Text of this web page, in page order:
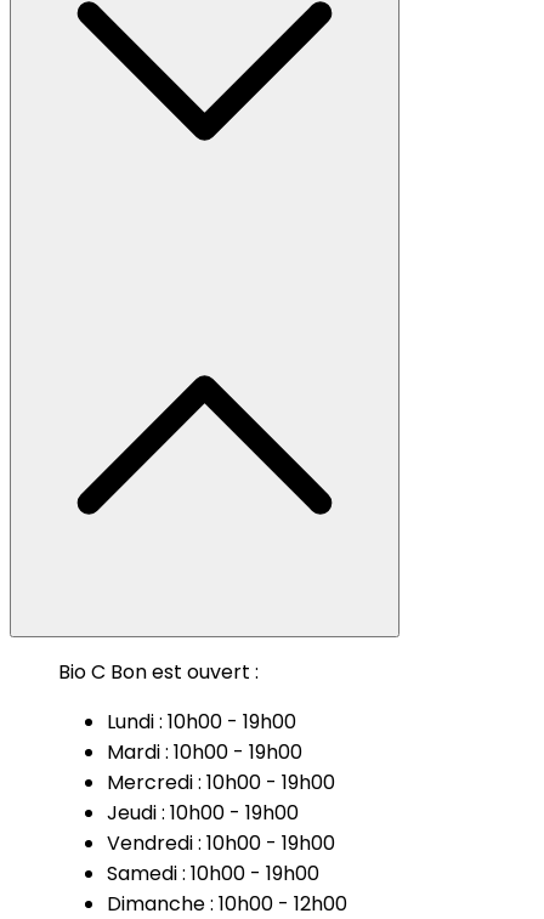
Bio C Bon est ouvert :
Lundi : 10h00 - 19h00
Mardi : 10h00 - 19h00
Mercredi : 10h00 - 19h00
Jeudi : 10h00 - 19h00
Vendredi : 10h00 - 19h00
Samedi : 10h00 - 19h00
Dimanche : 10h00 - 12h00